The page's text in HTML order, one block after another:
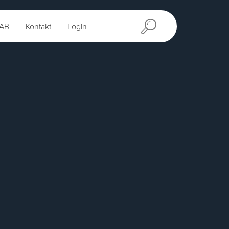
Kontakt Login